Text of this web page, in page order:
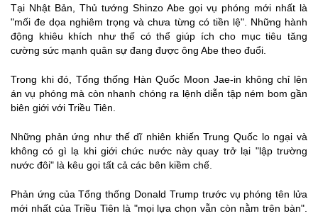
Tại Nhật Bản, Thủ tướng Shinzo Abe gọi vụ phóng mới nhất là
"mối đe dọa nghiêm trọng và chưa từng có tiền lệ". Những hành
động khiêu khích như thế có thể giúp ích cho mục tiêu tăng
cường sức mạnh quân sự đang được ông Abe theo đuổi.
Trong khi đó, Tổng thống Hàn Quốc Moon Jae-in không chỉ lên
án vụ phóng mà còn nhanh chóng ra lệnh diễn tập ném bom gần
biên giới với Triều Tiên.
Những phản ứng như thế dĩ nhiên khiến Trung Quốc lo ngại và
không có gì lạ khi giới chức nước này quay trở lại "lập trường
nước đôi" là kêu gọi tất cả các bên kiềm chế.
Phản ứng của Tổng thống Donald Trump trước vụ phóng tên lửa
mới nhất của Triều Tiên là "mọi lựa chọn vẫn còn nằm trên bàn".